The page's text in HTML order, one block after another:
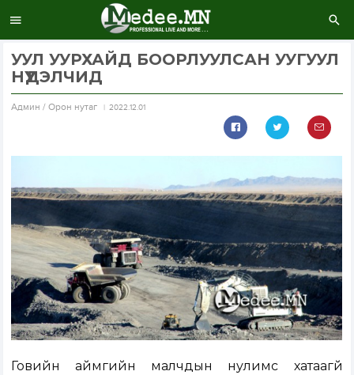
УУЛ УУРХАЙД БООРЛУУЛСАН УУГУУЛ
НҮҮДЭЛЧИД
Aдмин / Орон нутаг 2022.12.01
Говийн аймгийн малчдын нулимс хатаагүй